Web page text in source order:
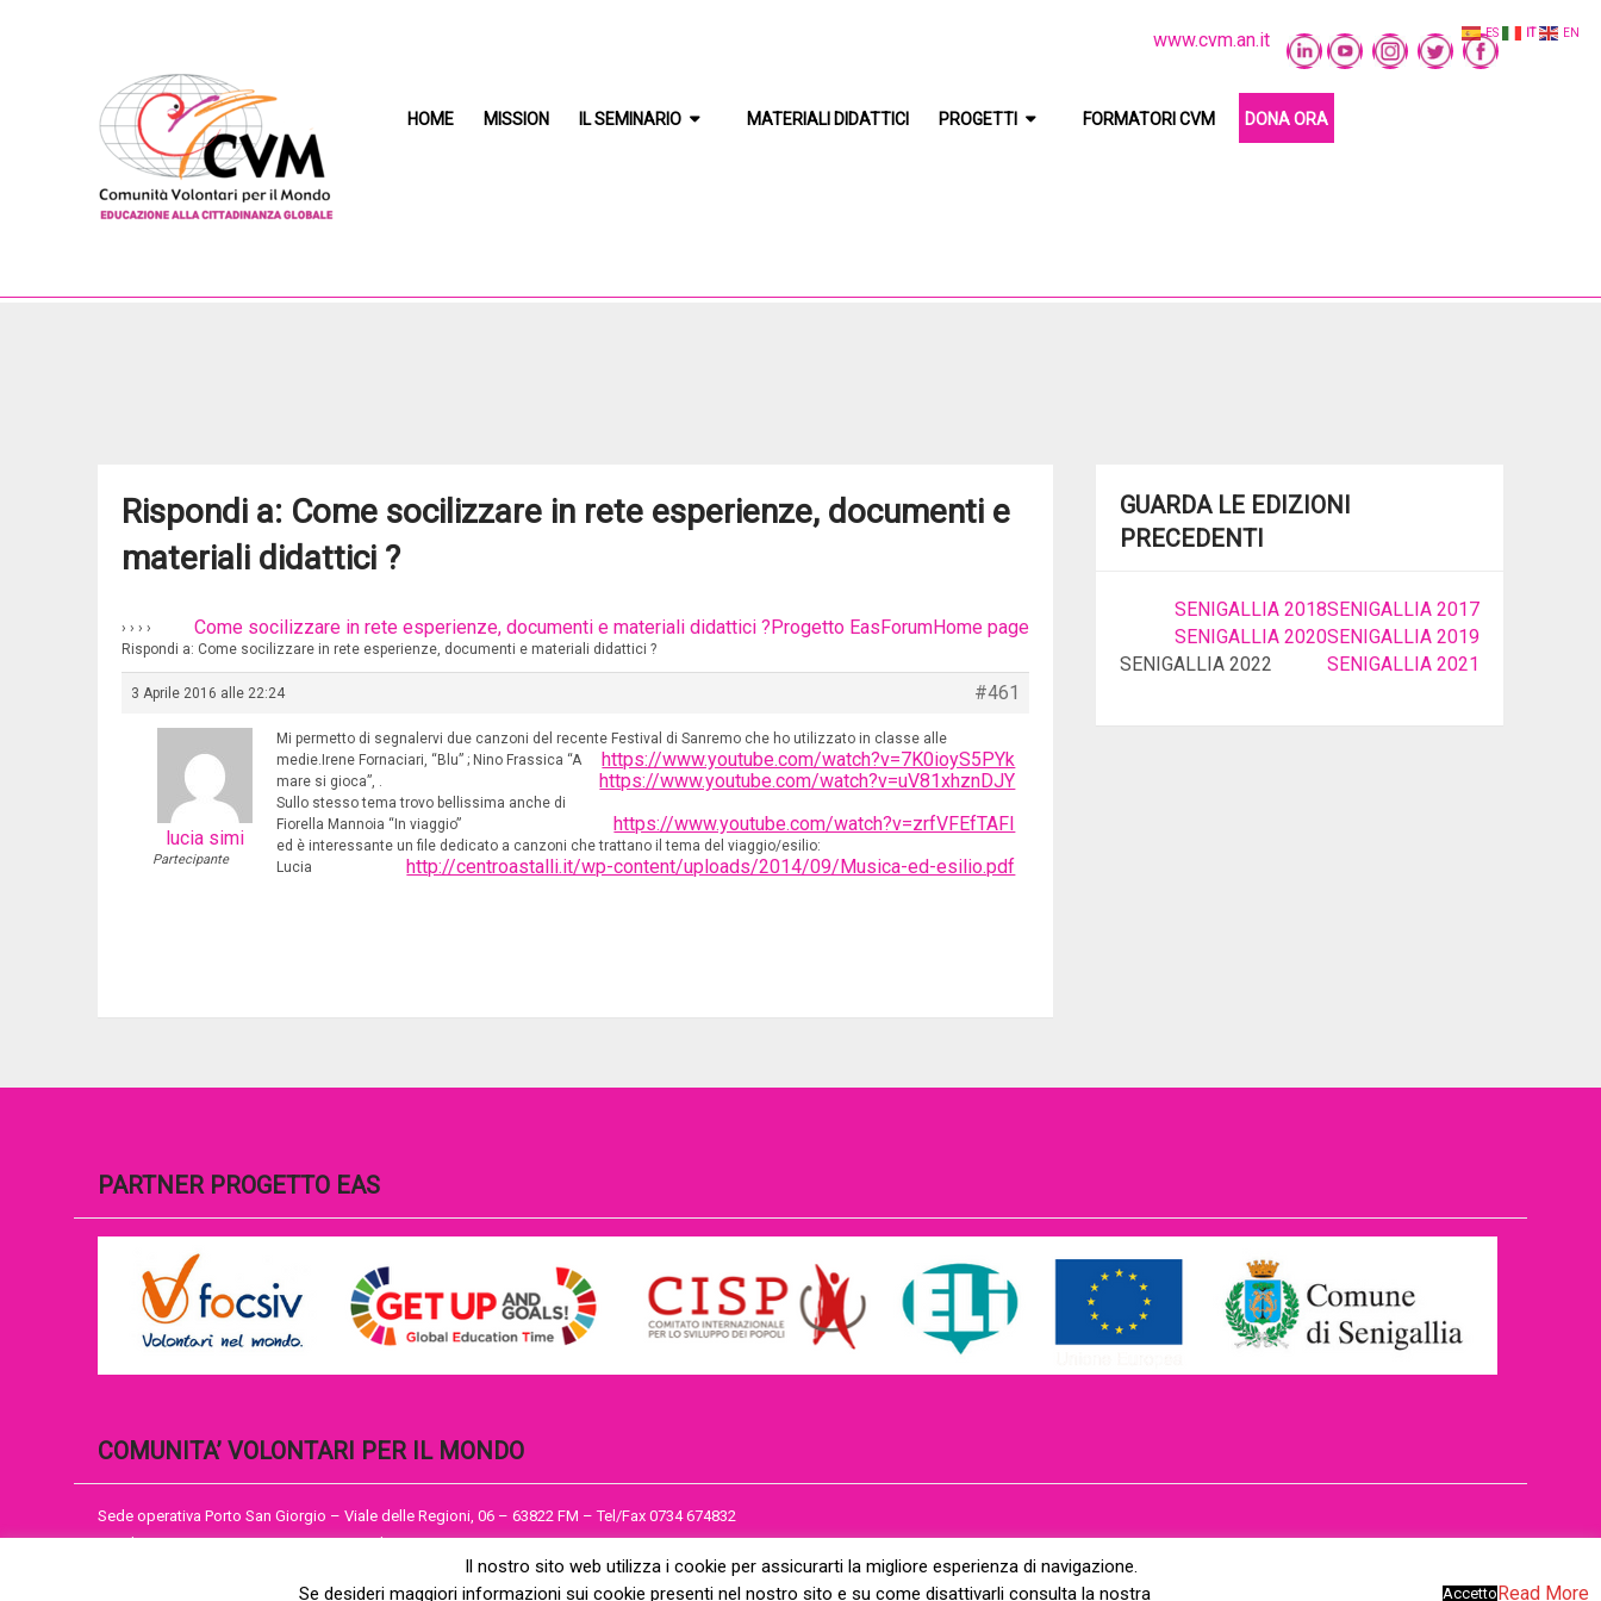
www.cvm.an.it
HOME MISSION IL SEMINARIO MATERIALI DIDATTICI PROGETTI FORMATORI CVM DONA ORA
Rispondi a: Come socilizzare in rete esperienze, documenti e
materiali didattici ?
Home page
› Forum
› Progetto Eas
› Come socilizzare in rete esperienze, documenti e materiali didattici ?
›
Rispondi a: Come socilizzare in rete esperienze, documenti e materiali didattici ?
3 Aprile 2016 alle 22:24 #461
lucia simi
Partecipante
Mi permetto di segnalervi due canzoni del recente Festival di Sanremo che ho utilizzato in classe alle
medie.Irene Fornaciari, “Blu”
https://www.youtube.com/watch?v=7K0ioyS5PYk
; Nino Frassica “A
mare si gioca”,
https://www.youtube.com/watch?v=uV81xhznDJY
.
Sullo stesso tema trovo bellissima anche di
Fiorella Mannoia “In viaggio”
https://www.youtube.com/watch?v=zrfVFEfTAFI
ed è interessante un file dedicato a canzoni che trattano il tema del viaggio/esilio:
http://centroastalli.it/wp-content/uploads/2014/09/Musica-ed-esilio.pdf
Lucia
GUARDA LE EDIZIONI
PRECEDENTI
SENIGALLIA 2017
SENIGALLIA 2018
SENIGALLIA 2019
SENIGALLIA 2020
SENIGALLIA 2021
SENIGALLIA 2022
PARTNER PROGETTO EAS
COMUNITA’ VOLONTARI PER IL MONDO
Sede operativa Porto San Giorgio – Viale delle Regioni, 06 – 63822 FM – Tel/Fax 0734 674832
Email cvmap@cvm.an.it – Sito istituzionale WWW.CVM.AN.IT
Il nostro sito web utilizza i cookie per assicurarti la migliore esperienza di navigazione.
Se desideri maggiori informazioni sui cookie presenti nel nostro sito e su come disattivarli consulta la nostra
Read More
Accetto
EN
IT
ES